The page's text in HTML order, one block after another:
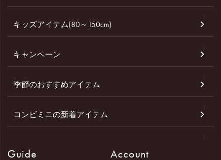
キッズアイテム(80～150cm)
キャンペーン
季節のおすすめアイテム
コンビミニの新着アイテム
Guide Account